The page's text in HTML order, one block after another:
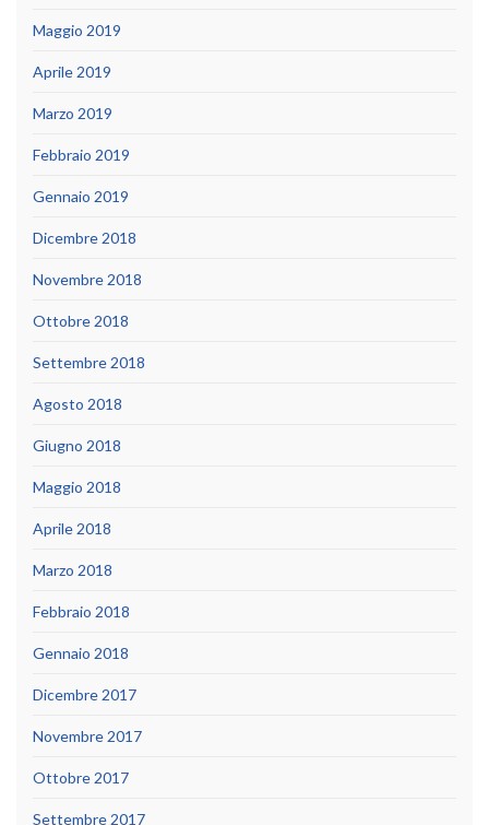
Maggio 2019
Aprile 2019
Marzo 2019
Febbraio 2019
Gennaio 2019
Dicembre 2018
Novembre 2018
Ottobre 2018
Settembre 2018
Agosto 2018
Giugno 2018
Maggio 2018
Aprile 2018
Marzo 2018
Febbraio 2018
Gennaio 2018
Dicembre 2017
Novembre 2017
Ottobre 2017
Settembre 2017